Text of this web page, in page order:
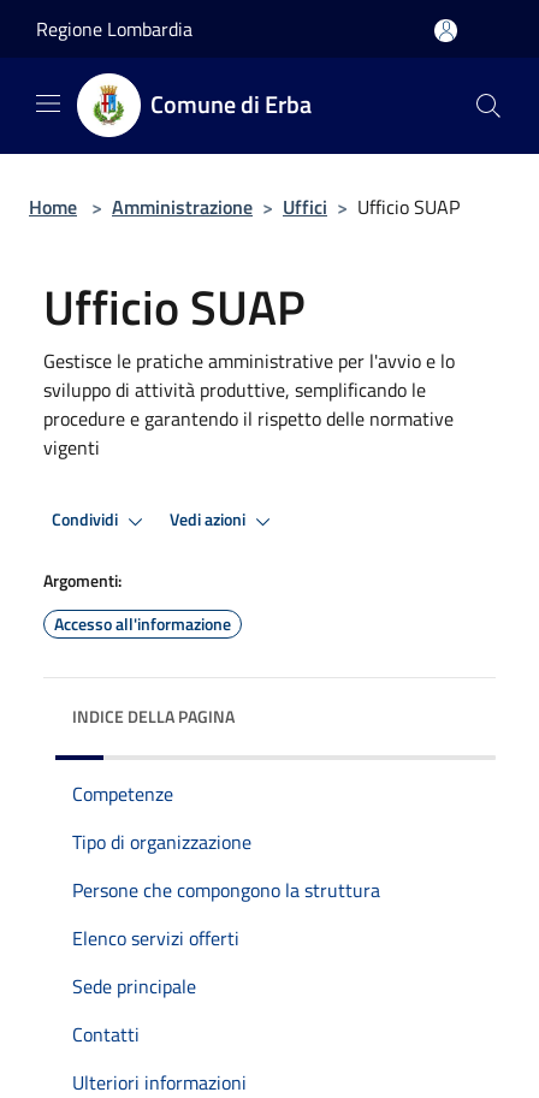
Regione Lombardia
Comune di Erba
Home > Amministrazione > Uffici > Ufficio SUAP
Ufficio SUAP
Gestisce le pratiche amministrative per l'avvio e lo
sviluppo di attività produttive, semplificando le
procedure e garantendo il rispetto delle normative
vigenti
Condividi Vedi azioni
Argomenti:
Accesso all'informazione
INDICE DELLA PAGINA
Competenze
Tipo di organizzazione
Persone che compongono la struttura
Elenco servizi offerti
Sede principale
Contatti
Ulteriori informazioni